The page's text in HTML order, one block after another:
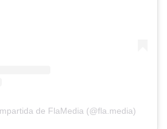
de FlaMedia (@fla.media)